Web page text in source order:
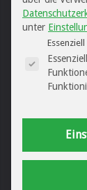
unter
Es folgt
Essenziell